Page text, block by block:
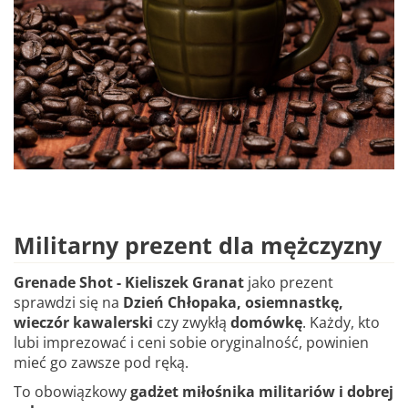
Militarny prezent dla mężczyzny
Grenade Shot - Kieliszek Granat jako prezent
sprawdzi się na Dzień Chłopaka, osiemnastkę,
wieczór kawalerski czy zwykłą domówkę. Każdy, kto
lubi imprezować i ceni sobie oryginalność, powinien
mieć go zawsze pod ręką.
To obowiązkowygadżet miłośnika militariów i dobrej